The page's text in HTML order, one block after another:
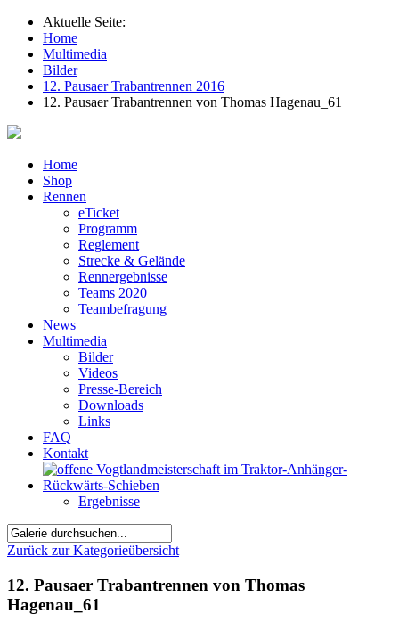
Aktuelle Seite:
Home
Multimedia
Bilder
12. Pausaer Trabantrennen 2016
12. Pausaer Trabantrennen von Thomas Hagenau_61
Home
Shop
Rennen
eTicket
Programm
Reglement
Strecke & Gelände
Rennergebnisse
Teams 2020
Teambefragung
News
Multimedia
Bilder
Videos
Presse-Bereich
Downloads
Links
FAQ
Kontakt
Ergebnisse
Zurück zur Kategorieübersicht
12. Pausaer Trabantrennen von Thomas
Hagenau_61